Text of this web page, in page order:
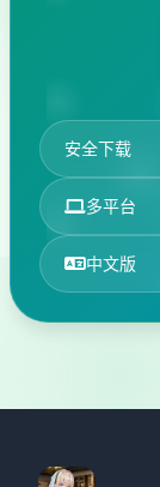
安全下载
多平台
中文版